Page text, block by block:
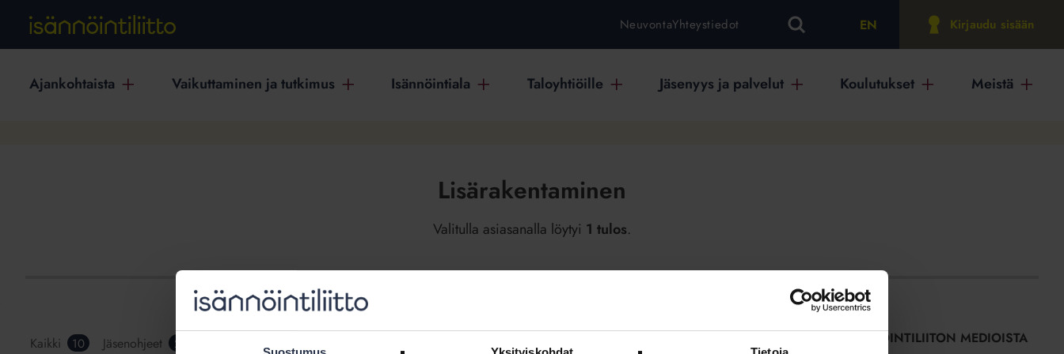
NeuvontaYhteystiedot EN Kirjaudu sisään
Ajankohtaista Vaikuttaminen ja tutkimus Isännöintiala Taloyhtiöille Jäsenyys ja palvelut Koulutukset Meistä
Lisärakentaminen
Valitulla asiasanalla löytyi 1 tulos.
Kaikki 10 Jäsenohjeet 2 Koulutusaineistot Ladattavat jäsenmateriaalit SISÄLTÖJÄ ISÄNNÖINTILIITON MEDIOISTA